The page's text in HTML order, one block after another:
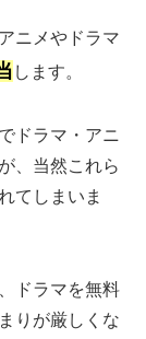
ニメやドラマ
します。
ドラマ・アニ
、当然これら
てしまいま
ドラマを無料
りが厳しくな